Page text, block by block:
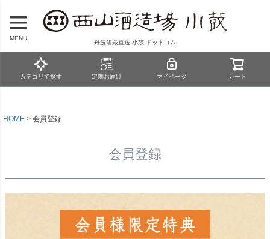
MENU
丹波酒蔵直送 小鼓 ドットコム
カテゴリで探す 定期お届け マイページ カート
HOME 会員登録
会員登録